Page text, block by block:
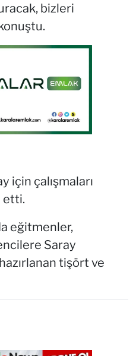
bizleri
için çalışmaları
etti.
eğitmenler,
Saray
tişört ve